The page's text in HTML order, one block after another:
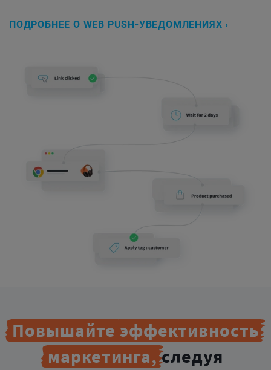
ПОДРОБНЕЕ О WEB PUSH-УВЕДОМЛЕНИЯХ ›
Повышайте эффективность
маркетинга,следуя